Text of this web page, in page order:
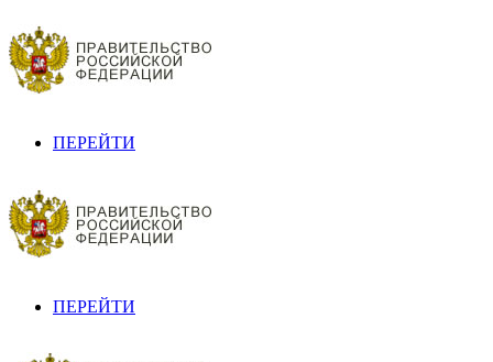
ПЕРЕЙТИ
ПЕРЕЙТИ